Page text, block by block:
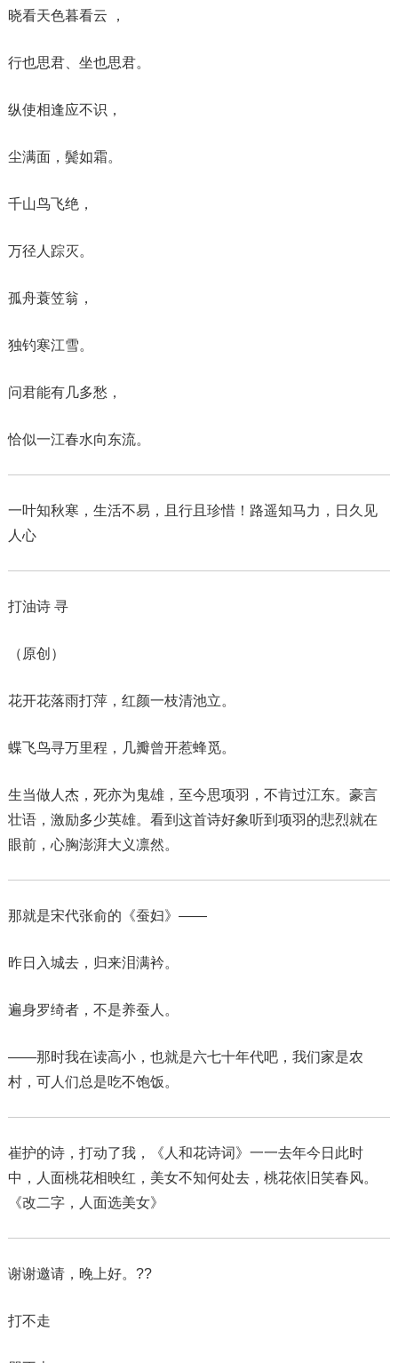
晓看天色暮看云 ，
行也思君、坐也思君。
纵使相逢应不识，
尘满面，鬓如霜。
千山鸟飞绝，
万径人踪灭。
孤舟蓑笠翁，
独钓寒江雪。
问君能有几多愁，
恰似一江春水向东流。
一叶知秋寒，生活不易，且行且珍惜！路遥知马力，日久见
人心
打油诗 寻
（原创）
花开花落雨打萍，红颜一枝清池立。
蝶飞鸟寻万里程，几瓣曾开惹蜂觅。
生当做人杰，死亦为鬼雄，至今思项羽，不肯过江东。豪言
壮语，激励多少英雄。看到这首诗好象听到项羽的悲烈就在
眼前，心胸澎湃大义凛然。
那就是宋代张俞的《蚕妇》——
昨日入城去，归来泪满衿。
遍身罗绮者，不是养蚕人。
——那时我在读高小，也就是六七十年代吧，我们家是农
村，可人们总是吃不饱饭。
崔护的诗，打动了我，《人和花诗词》一一去年今日此时
中，人面桃花相映红，美女不知何处去，桃花依旧笑春风。
《改二字，人面选美女》
谢谢邀请，晚上好。??
打不走